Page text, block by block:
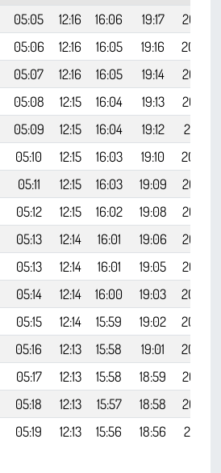
05:05 12:16 16:06 19:17
20:47
05:06 12:16 16:05 19:16
20:46
05:07 12:16 16:05 19:14
20:44
05:08 12:15 16:04 19:13
20:42
05:09 12:15 16:04 19:12
20:41
05:10 12:15 16:03 19:10
20:39
05:11 12:15 16:03 19:09
20:37
05:12 12:15 16:02 19:08
20:35
05:13 12:14 16:01 19:06
20:34
05:13 12:14 16:01 19:05
20:32
05:14 12:14 16:00 19:03
20:30
05:15 12:14 15:59 19:02
20:28
05:16 12:13 15:58 19:01
20:26
05:17 12:13 15:58 18:59
20:25
05:18 12:13 15:57 18:58
20:23
05:19 12:13 15:56 18:56 20:21